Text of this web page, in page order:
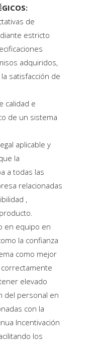
de
estricto
adquiridos,
satisfacción de
calidad e
de un sistema
aplicable y
la
a todas las
relacionadas
,
en equipo en
la confianza
como mejor
elevado
del personal en
con la
Incentivación
los